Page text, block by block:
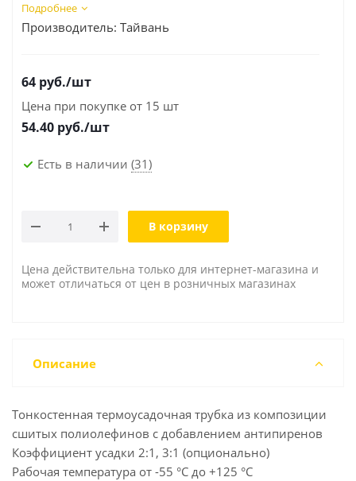
Подробнее
Производитель: Тайвань
64 руб./шт
Цена при покупке от 15 шт
54.40 руб./шт
Есть в наличии (31)
В корзину
Цена действительна только для интернет-магазина и
может отличаться от цен в розничных магазинах
Описание
Тонкостенная термоусадочная трубка из композиции
сшитых полиолефинов с добавлением антипиренов
Коэффициент усадки 2:1, 3:1 (опционально)
Рабочая температура от -55 °C до +125 °C